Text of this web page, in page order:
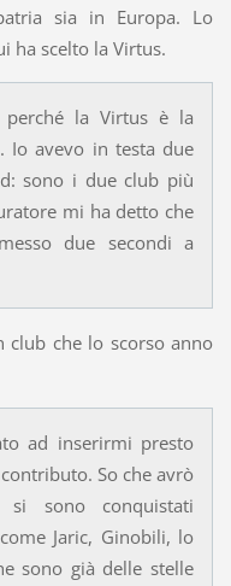
sia in Europa. Lo
ha scelto la Virtus.
perché la Virtus è la
Io avevo in testa due
sono i due club più
mi ha detto che
due secondi a
club che lo scorso anno
ad inserirmi presto
So che avrò
sono conquistati
Jaric, Ginobili, lo
sono già delle stelle